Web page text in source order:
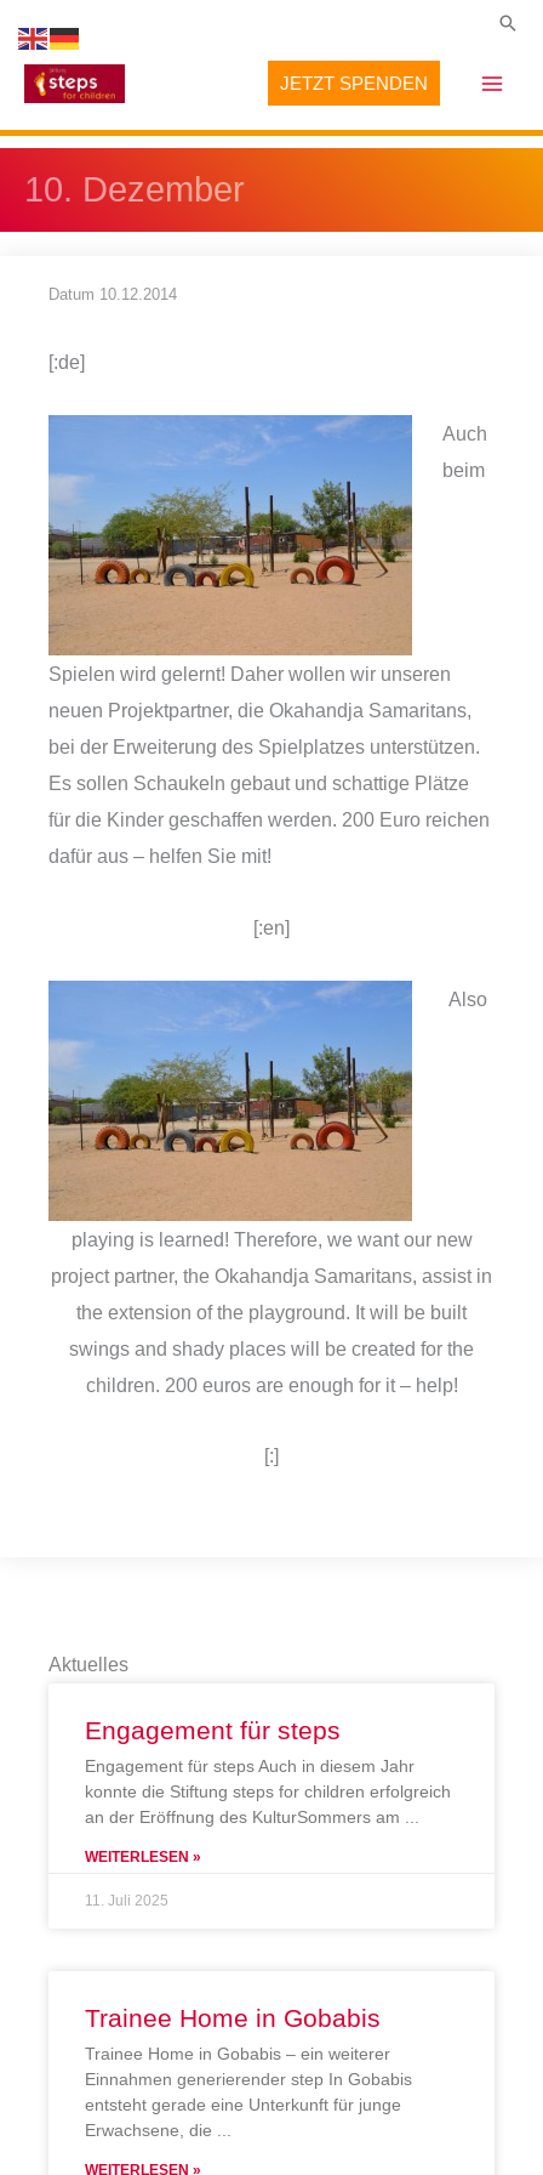
Inhalt
springen
JETZT SPENDEN
10. Dezember
Datum 10.12.2014
[:de]
Auch
beim
Spielen wird gelernt! Daher wollen wir unseren
neuen Projektpartner, die Okahandja Samaritans,
bei der Erweiterung des Spielplatzes unterstützen.
Es sollen Schaukeln gebaut und schattige Plätze
für die Kinder geschaffen werden. 200 Euro reichen
dafür aus – helfen Sie mit!
[:en]
Also
playing is learned! Therefore, we want our new
project partner, the Okahandja Samaritans, assist in
the extension of the playground. It will be built
swings and shady places will be created for the
children. 200 euros are enough for it – help!
[:]
Aktuelles
Engagement für steps
Engagement für steps Auch in diesem Jahr
konnte die Stiftung steps for children erfolgreich
an der Eröffnung des KulturSommers am
WEITERLESEN »
11. Juli 2025
Trainee Home in Gobabis
Trainee Home in Gobabis – ein weiterer
Einnahmen generierender step In Gobabis
entsteht gerade eine Unterkunft für junge
Erwachsene, die
WEITERLESEN »